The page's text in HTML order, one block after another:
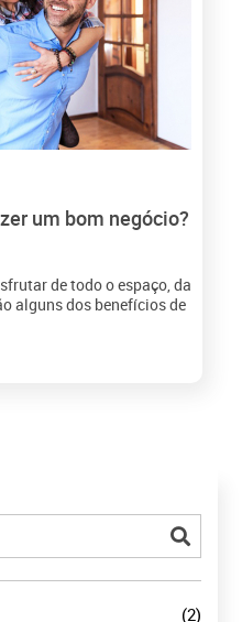
um bom negócio?
de todo o espaço, da
alguns dos benefícios de
(2)